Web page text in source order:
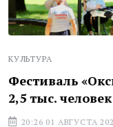
КУЛЬТУРА
Фестиваль
2,5 тыс. человек
20:26 01 АВГУСТА